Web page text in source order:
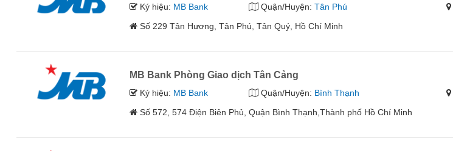
Ký hiệu: MB Bank Quận/Huyện: Tân Phú
Số 229 Tân Hương, Tân Phú, Tân Quý, Hồ Chí Minh
MB Bank Phòng Giao dịch Tân Cảng
Ký hiệu: MB Bank Quận/Huyện: Bình Thạnh
Số 572, 574 Điện Biên Phủ, Quận Bình Thạnh,Thành phố Hồ Chí Minh